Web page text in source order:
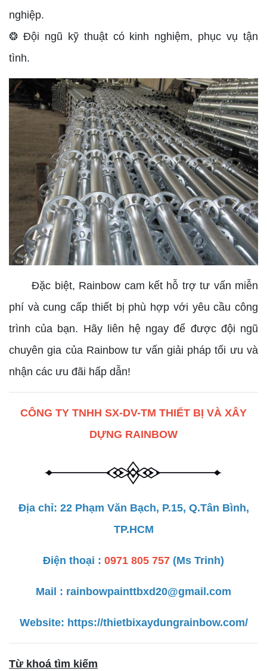
nghiệp.
❂ Đội ngũ kỹ thuật có kinh nghiệm, phục vụ tận
tình.
Đặc biệt, Rainbow cam kết hỗ trợ tư vấn miễn
phí và cung cấp thiết bị phù hợp với yêu cầu công
trình của bạn. Hãy liên hệ ngay để được đội ngũ
chuyên gia của Rainbow tư vấn giải pháp tối ưu và
nhận các ưu đãi hấp dẫn!
CÔNG TY TNHH SX-DV-TM THIẾT BỊ VÀ XÂY
DỰNG RAINBOW
Địa chỉ: 22 Phạm Văn Bạch, P.15, Q.Tân Bình,
TP.HCM
Điện thoại : 0971 805 757 (Ms Trinh)
Mail : rainbowpainttbxd20@gmail.com
Website: https://thietbixaydungrainbow.com/
Từ khoá tìm kiếm